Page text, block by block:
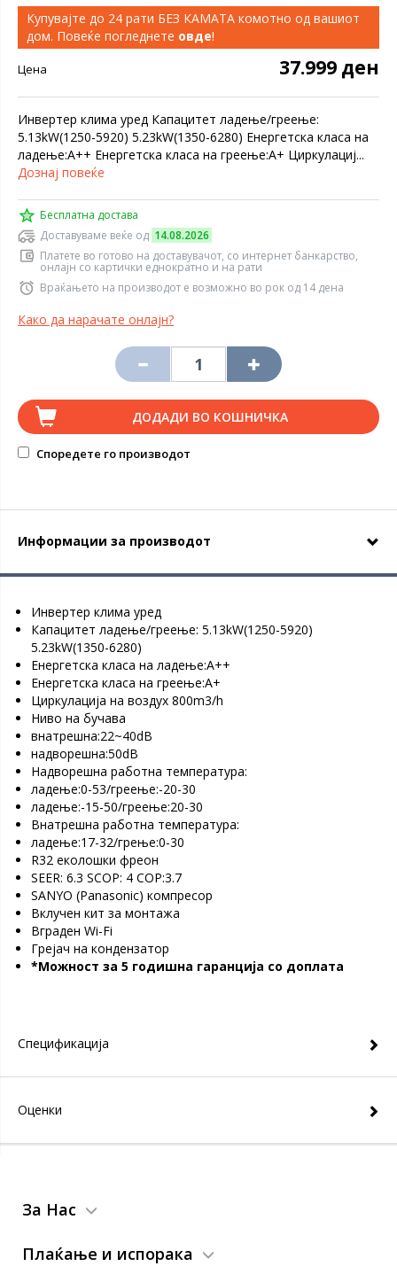
Купувајте до 24 рати БЕЗ КАМАТА комотно од вашиот
дом. Повеќе погледнете овде!
Цена 37.999 ден
Инвертер клима уред Капацитет ладење/греење:
5.13kW(1250-5920) 5.23kW(1350-6280) Енергетска класа на
ладење:А++ Енергетска класа на греење:А+ Циркулациј...
Дознај повеќе
Бесплатна достава
Доставуваме веќе од 14.08.2026
Платете во готово на доставувачот, со интернет банкарство,
онлајн со картички еднократно и на рати
Враќањето на производот е возможно во рок од 14 дена
Како да нарачате онлајн?
ДОДАДИ ВО КОШНИЧКА
Споредете го производот
Информации за производот
Инвертер клима уред
Капацитет ладење/греење: 5.13kW(1250-5920)
5.23kW(1350-6280)
Енергетска класа на ладење:А++
Енергетска класа на греење:А+
Циркулација на воздух 800m3/h
Ниво на бучава
внатрешна:22~40dB
надворешна:50dB
Надворешна работна температура:
ладење:0-53/греење:-20-30
ладење:-15-50/греење:20-30
Внатрешна работна температура:
ладење:17-32/грење:0-30
R32 еколошки фреон
SEER: 6.3 SCOP: 4 COP:3.7
SANYO (Panasonic) компресор
Вклучен кит за монтажа
Вграден Wi-Fi
Грејач на кондензатор
*Можност за 5 годишна гаранција со доплата
Спецификација
Оценки
За Нас
Плаќање и испорака